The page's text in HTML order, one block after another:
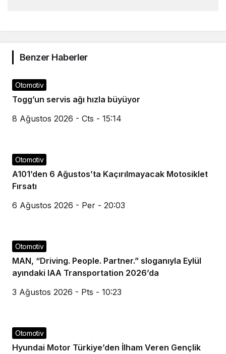
Benzer Haberler
Otomotiv
Togg’un servis ağı hızla büyüyor
8 Ağustos 2026 - Cts - 15:14
Otomotiv
A101’den 6 Ağustos’ta Kaçırılmayacak Motosiklet
Fırsatı
6 Ağustos 2026 - Per - 20:03
Otomotiv
MAN, “Driving. People. Partner.” sloganıyla Eylül
ayındaki IAA Transportation 2026’da
3 Ağustos 2026 - Pts - 10:23
Otomotiv
Hyundai Motor Türkiye’den İlham Veren Gençlik